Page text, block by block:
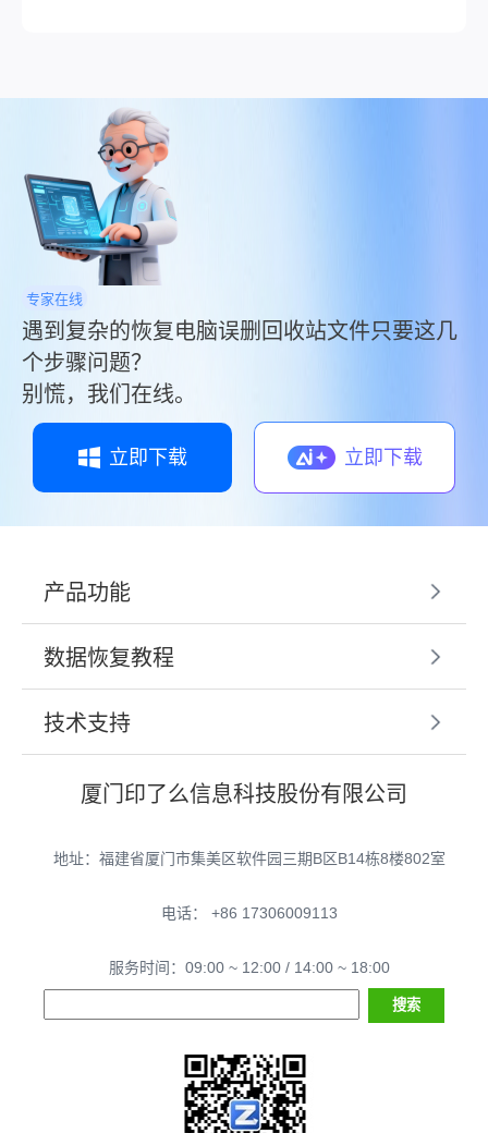
呢？本文将详细介绍几种有效的SD卡照片恢复方
法，并提供一些预防性建议，帮助您更好地应对
这一问题。
专家在线
遇到复杂的恢复电脑误删回收站文件只要这几
个步骤问题？
别慌，我们在线。
立即下载 立即下载
产品功能
数据恢复教程
技术支持
厦门印了么信息科技股份有限公司
地址：福建省厦门市集美区软件园三期B区B14栋8楼802室
电话： +86 17306009113
服务时间：09:00 ~ 12:00 / 14:00 ~ 18:00